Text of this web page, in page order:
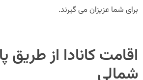
برای شما عزیزان می گیرند.
اقامت کانادا از
شمالی